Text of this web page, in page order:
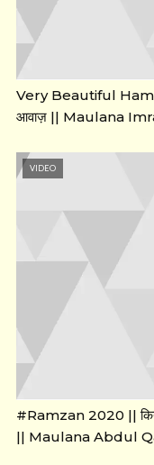
Very Beautiful
VIDEO
#Ramzan 2020 ||
|| Maulana Abdul